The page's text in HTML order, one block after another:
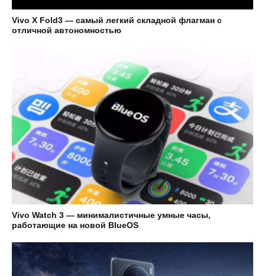
Vivo X Fold3 — самый легкий складной флагман с
отличной автономностью
Vivo Watch 3 — минималистичные умные часы,
работающие на новой BlueOS